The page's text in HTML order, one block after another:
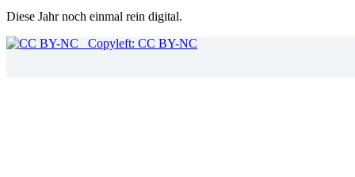
Diese Jahr noch einmal rein digital.
Copyleft: CC BY-NC